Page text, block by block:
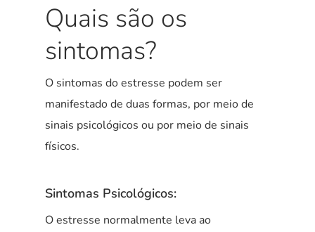
Quais são os
sintomas?
O sintomas do estresse podem ser
manifestado de duas formas, por meio de
sinais psicológicos ou por meio de sinais
físicos.
Sintomas Psicológicos:
O estresse normalmente leva ao